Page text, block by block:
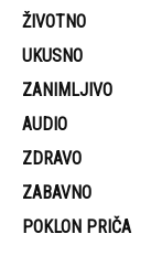
ŽIVOTNO
UKUSNO
ZANIMLJIVO
AUDIO
ZDRAVO
ZABAVNO
POKLON PRIČA